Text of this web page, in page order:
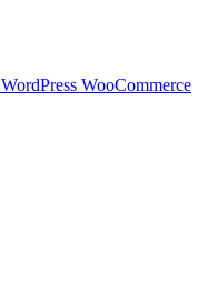
WordPress WooCommerce